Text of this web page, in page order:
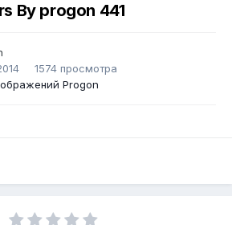
By progon 441
1574 просмотра
Progon